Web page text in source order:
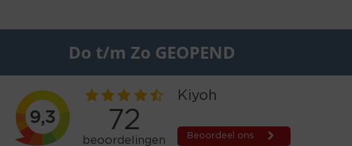
Do t/m Zo GEOPEND